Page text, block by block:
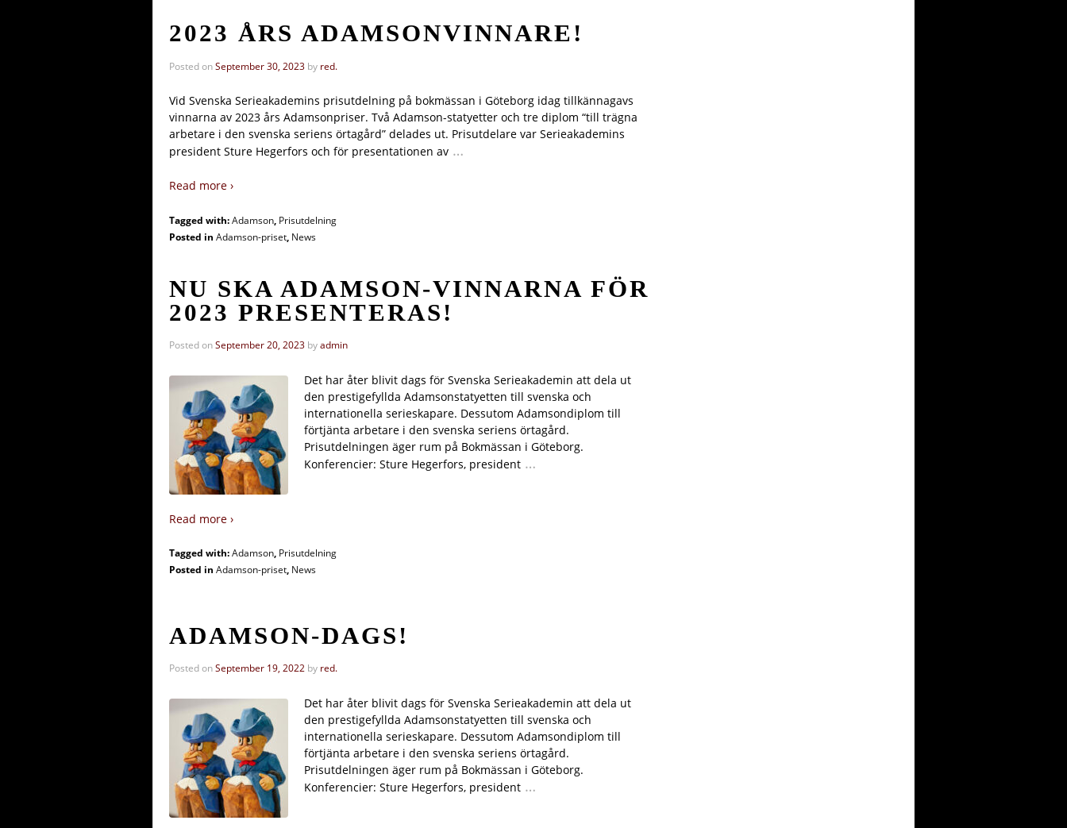
2023 ÅRS ADAMSONVINNARE!
Posted onSeptember 30, 2023 by red.
Vid Svenska Serieakademins prisutdelning på bokmässan i Göteborg idag tillkännagavs
vinnarna av 2023 års Adamsonpriser. Två Adamson-statyetter och tre diplom “till trägna
arbetare i den svenska seriens örtagård” delades ut. Prisutdelare var Serieakademins
president Sture Hegerfors och för presentationen av …
Read more ›
Tagged with:Adamson, Prisutdelning
Posted in Adamson-priset, News
NU SKA ADAMSON-VINNARNA FÖR
2023 PRESENTERAS!
Posted onSeptember 20, 2023 byadmin
Det har åter blivit dags för Svenska Serieakademin att dela ut
den prestigefyllda Adamsonstatyetten till svenska och
internationella serieskapare. Dessutom Adamsondiplom till
förtjänta arbetare i den svenska seriens örtagård.
Prisutdelningen äger rum på Bokmässan i Göteborg.
Konferencier: Sture Hegerfors, president …
Read more ›
Tagged with:Adamson, Prisutdelning
Posted in Adamson-priset, News
ADAMSON-DAGS!
Posted onSeptember 19, 2022 by red.
Det har åter blivit dags för Svenska Serieakademin att dela ut
den prestigefyllda Adamsonstatyetten till svenska och
internationella serieskapare. Dessutom Adamsondiplom till
förtjänta arbetare i den svenska seriens örtagård.
Prisutdelningen äger rum på Bokmässan i Göteborg.
Konferencier: Sture Hegerfors, president …